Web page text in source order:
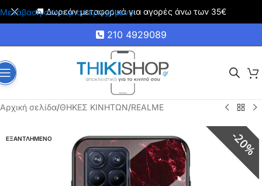
Μετάβαση στο κύριο περιεχόμενο
🚚 Δωρεάν μεταφορικά για αγορές άνω των 35€
210 4929089
Αρχική σελίδα/ΘΗΚΕΣ ΚΙΝΗΤΩΝ/REALME
ΕΞΑΝΤΛΗΜΕΝΟ 20%